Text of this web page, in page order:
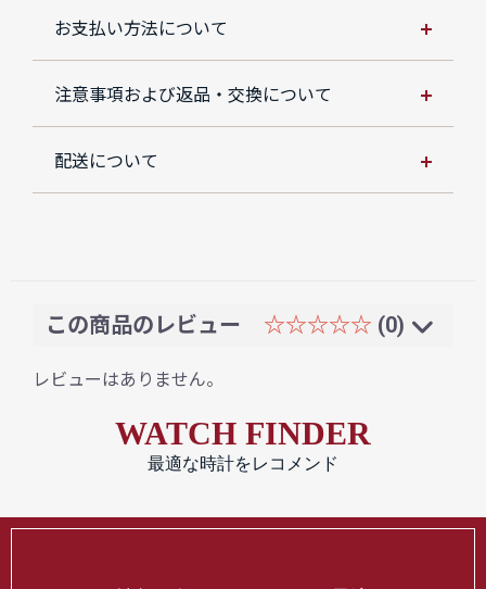
お支払い方法について
注意事項および返品・交換について
配送について
この商品のレビュー ☆☆☆☆☆ (0)
レビューはありません。
WATCH FINDER
最適な時計をレコメンド